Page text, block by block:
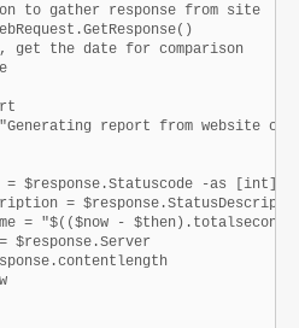
to gather response from site
get the date for comparison
date
report from website
$response.Statuscode -as [int]
=
= "$(($now -
$response.Server